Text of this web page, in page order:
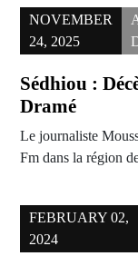
NOVEMBER
24, 2025
Sédhiou :
Dramé
Le journaliste
Fm dans la région
FEBRUARY 02,
2024